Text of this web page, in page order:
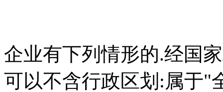
企业有下列情形的.经国
可以不含行政区划:属于"